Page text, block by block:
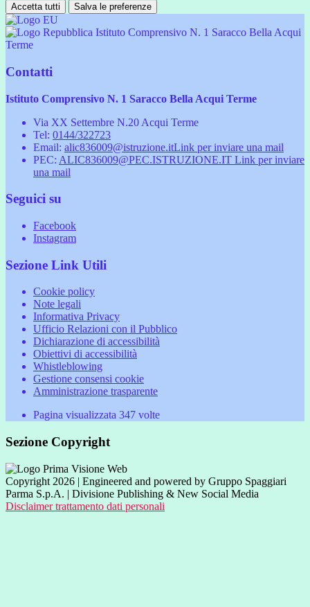
Accetta tutti Salva le preferenze
Istituto Comprensivo N. 1 Saracco Bella Acqui
Terme
Contatti
Istituto Comprensivo N. 1 Saracco Bella Acqui Terme
Via XX Settembre N.20 Acqui Terme
Tel: 0144/322723
Email: alic836009@istruzione.itLink per inviare una mail
PEC: ALIC836009@PEC.ISTRUZIONE.IT Link per inviare
una mail
Seguici su
Facebook
Instagram
Sezione Link Utili
Cookie policy
Note legali
Informativa Privacy
Ufficio Relazioni con il Pubblico
Dichiarazione di accessibilità
Obiettivi di accessibilità
Whistleblowing
Gestione consensi cookie
Amministrazione trasparente
Pagina visualizzata 347 volte
Sezione Copyright
Copyright 2026 | Engineered and powered by Gruppo Spaggiari
Parma S.p.A. | Divisione Publishing & New Social Media
Disclaimer trattamento dati personali